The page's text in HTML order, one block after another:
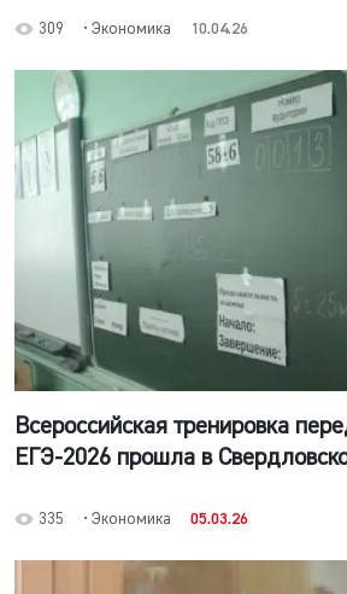
309 • Экономика 10.04.26
Всероссийская тренировка
ЕГЭ-2026 прошла в
335 • Экономика 05.03.26